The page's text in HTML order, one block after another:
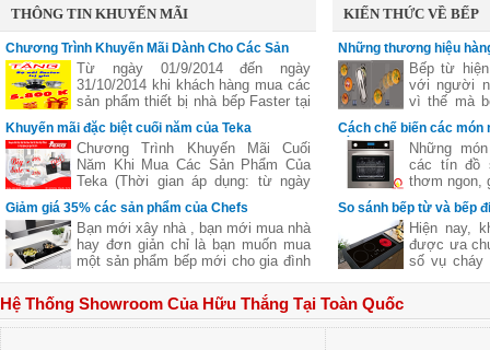
THÔNG TIN KHUYẾN MÃI
Chương Trình Khuyến Mãi Dành Cho Các Sản
Phẩm FasterTừ ngày 01/9/2014 đến ngày
31/10/2014 khi khách hàng mua các
sản phẩm thiết bị nhà bếp Faster tại
các đại lý của bếp gas Hữu Thắng
sẽ nhận được những phần quà hấp
dẫn, chi tiết xem thêm..
Khuyến mãi đặc biệt cuối năm của Teka
Chương Trình Khuyến Mãi Cuối
Năm Khi Mua Các Sản Phẩm Của
Teka (Thời gian áp dụng: từ ngày
11/11 đến hết ngày 27/12/2016)
Giảm giá 35% các sản phẩm của Chefs
Bạn mới xây nhà , bạn mới mua nhà
hay đơn giản chỉ là bạn muốn mua
một sản phẩm bếp mới cho gia đình
hãng nào tốt cả về giá về chất
lượng .Hãy để chúng tôi gợi ý cho
bạn một thương hiệu của Việt Nam
KIẾN THỨC VỀ BẾP
Những thương hiệu
vùng nấu linh hoạt
Bếp từ
với người
vì thế mà
bếp từ
nhiên
Cách chế biến các
bằng lò nướngNhững
các tín đồ
thơm ngon,
nhưng lại
giữ
của thực
giúp bạn
ngon khác
nhiều công
So sánh bếp từ và bếp
Hiện nay,
được ưa
số vụ cháy
riêng. Bài
Hệ Thống Showroom Của Hữu Thắng Tại Toàn Quốc